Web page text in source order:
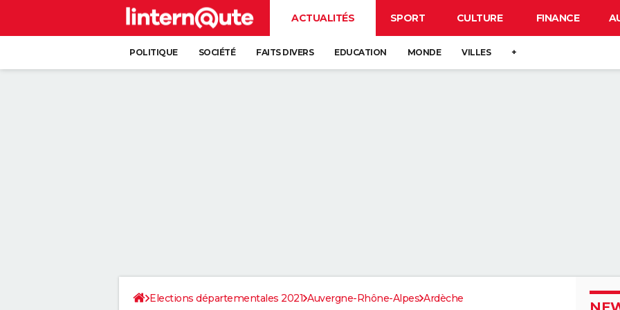
ACTUALITÉS SPORT CULTURE FINANCE
POLITIQUE SOCIÉTÉ FAITS DIVERS EDUCATION MONDE VILLES +
Elections départementales 2021 Auvergne-Rhône-Alpes Ardèche